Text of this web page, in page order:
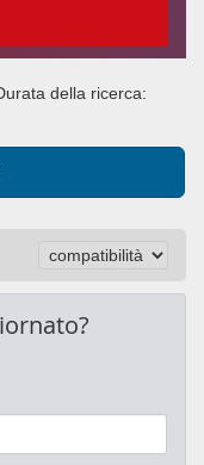
della ricerca: